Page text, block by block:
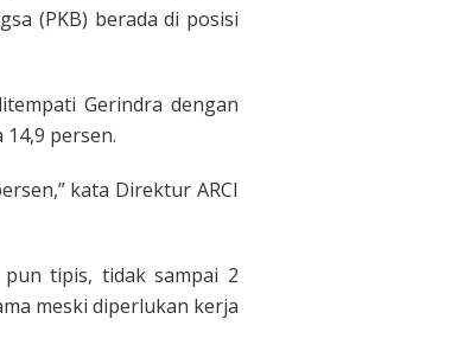
(PKB) berada di posisi
Gerindra dengan
persen.
kata Direktur ARCI
pun tipis, tidak sampai 2
meski diperlukan kerja